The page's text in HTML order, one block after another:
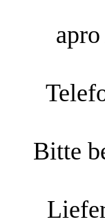
Bitte